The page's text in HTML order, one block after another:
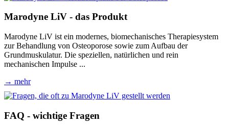
Marodyne LiV - das Produkt
Marodyne LiV ist ein modernes, biomechanisches Therapiesystem
zur Behandlung von Osteoporose sowie zum Aufbau der
Grundmuskulatur. Die speziellen, natürlichen und rein
mechanischen Impulse ...
→ mehr
FAQ - wichtige Fragen